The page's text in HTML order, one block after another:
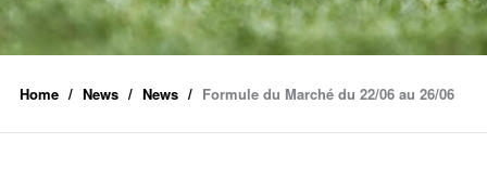
Home News News Formule du Marché du 22/06 au 26/06